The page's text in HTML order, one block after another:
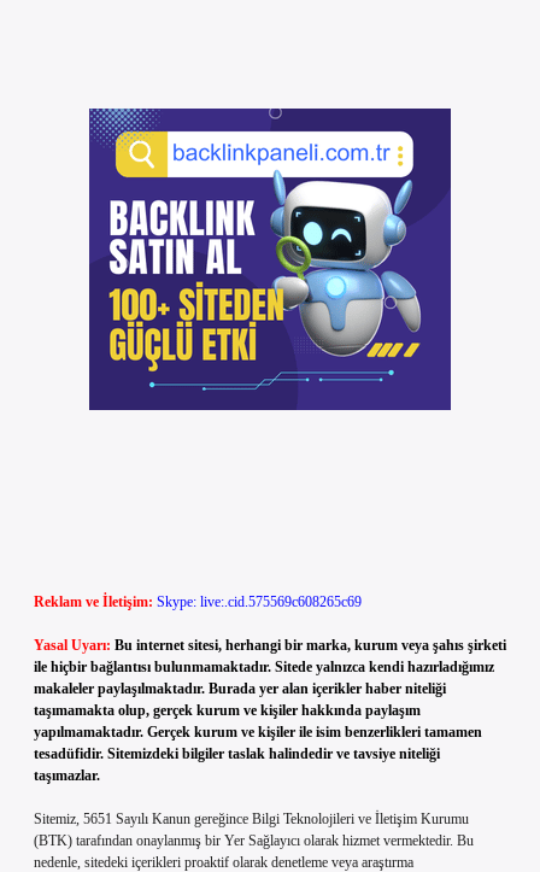
Reklam ve İletişim: Skype: live:.cid.575569c608265c69
Yasal Uyarı: Bu internet sitesi, herhangi bir marka, kurum veya şahıs şirketi
ile hiçbir bağlantısı bulunmamaktadır. Sitede yalnızca kendi hazırladığımız
makaleler paylaşılmaktadır. Burada yer alan içerikler haber niteliği
taşımamakta olup, gerçek kurum ve kişiler hakkında paylaşım
yapılmamaktadır. Gerçek kurum ve kişiler ile isim benzerlikleri tamamen
tesadüfidir. Sitemizdeki bilgiler taslak halindedir ve tavsiye niteliği
taşımazlar.
Sitemiz, 5651 Sayılı Kanun gereğince Bilgi Teknolojileri ve İletişim Kurumu
(BTK) tarafından onaylanmış bir Yer Sağlayıcı olarak hizmet vermektedir. Bu
nedenle, sitedeki içerikleri proaktif olarak denetleme veya araştırma